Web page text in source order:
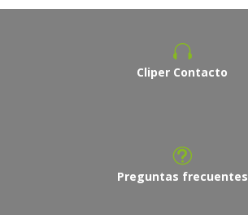
Cliper Contacto
Preguntas frecuentes